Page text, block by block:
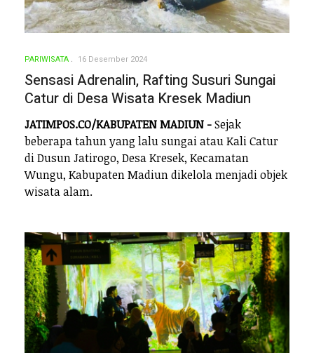
PARIWISATA 16 Desember 2024
Sensasi Adrenalin, Rafting Susuri Sungai
Catur di Desa Wisata Kresek Madiun
JATIMPOS.CO/KABUPATEN MADIUN -Sejak
beberapa tahun yang lalu sungai atau Kali Catur
di Dusun Jatirogo, Desa Kresek, Kecamatan
Wungu, Kabupaten Madiun dikelola menjadi objek
wisata alam.